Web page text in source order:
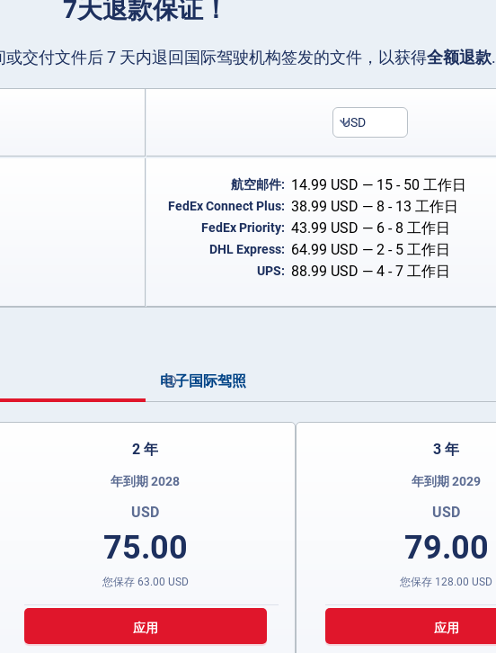
7天退款保证！
交付文件后 7 天内退回国际驾驶机构签发的文件，以获得全额退款.
USD
航空邮件: 14.99 USD — 15 - 50 工作日
FedEx Connect Plus: 38.99 USD — 8 - 13 工作日
FedEx Priority: 43.99 USD — 6 - 8 工作日
DHL Express: 64.99 USD — 2 - 5 工作日
UPS: 88.99 USD — 4 - 7 工作日
电子国际驾照
2 年
年到期 2028
USD
75.00
您保存 63.00 USD
应用
3 年
年到期 2029
USD
79.00
您保存 128.00 USD
应用